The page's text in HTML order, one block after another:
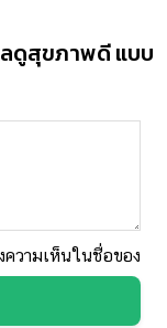
ดูสุขภาพดี แบบ
ความเห็นในชื่อของ